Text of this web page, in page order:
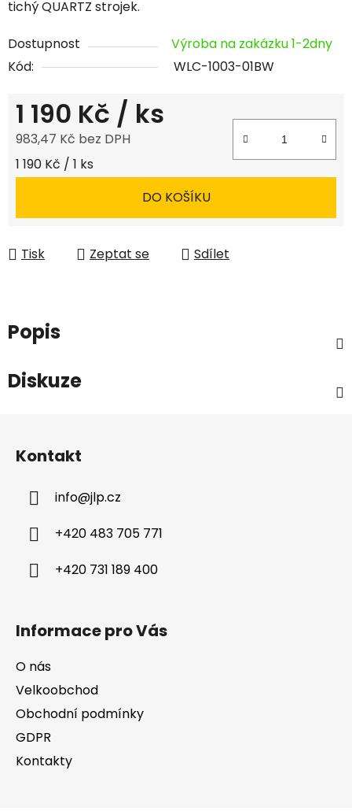
tichý QUARTZ strojek.
Dostupnost
Výroba na zakázku 1-2dny
Kód:
WLC-1003-01BW
1 190 Kč / ks
983,47 Kč bez DPH
Měrná cena:
1 190 Kč / 1 ks
DO KOŠÍKU
Tisk Zeptat se Sdílet
Popis
Diskuze
Kontakt
info@jlp.cz
+420 483 705 771
+420 731 189 400
Informace pro Vás
O nás
Velkoobchod
Obchodní podmínky
GDPR
Kontakty